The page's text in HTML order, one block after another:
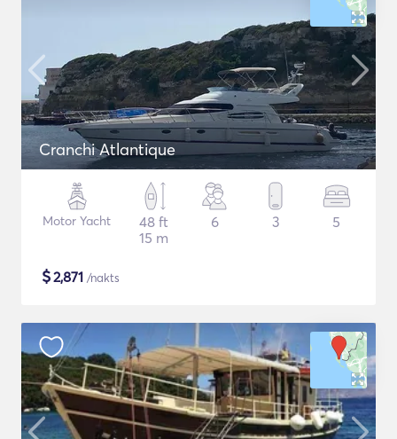
Cranchi Atlantique
Motor Yacht
48 ft
15 m
6 3 5
$2,871 /nakts